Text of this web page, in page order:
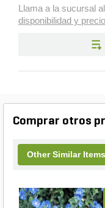
Llama a la sucursal al
disponibilidad y
Comprar otros
Other Similar Items